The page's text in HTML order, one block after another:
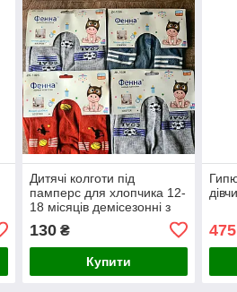
Дитячі колготи під
памперс для хлопчика 12-
18 місяців демісезонні з
130₴
Купити
475